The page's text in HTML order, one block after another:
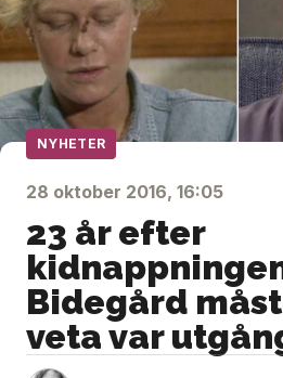
NYHETER
28 oktober 2016, 16:05
23 år efter
Bidegård
veta var